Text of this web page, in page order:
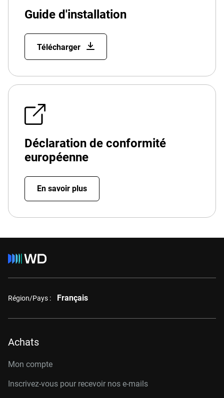
Guide d'installation
Télécharger
Déclaration de conformité
européenne
En savoir plus
Région/Pays : Français
Achats
Mon compte
Inscrivez-vous pour recevoir nos e-mails